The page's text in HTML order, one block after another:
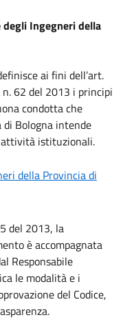
degli Ingegneri della
ai fini dell’art.
n. 62 del 2013 i principi
condotta che
di Bologna intende
attività istituzionali.
della Provincia di
del 2013, la
è accompagnata
Responsabile
le modalità e i
del Codice,